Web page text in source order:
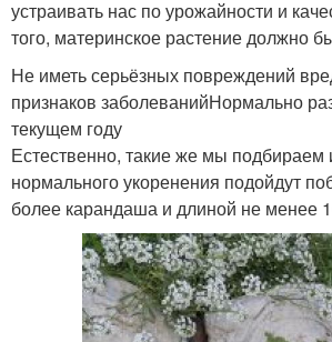
устраивать нас по урожайности и
того, материнское растение должно
Не иметь серьёзных повреждений
признаков заболеванийНормально
текущем году
Естественно, такие же мы подбираем
нормального укоренения подойдут
более карандаша и длиной не менее